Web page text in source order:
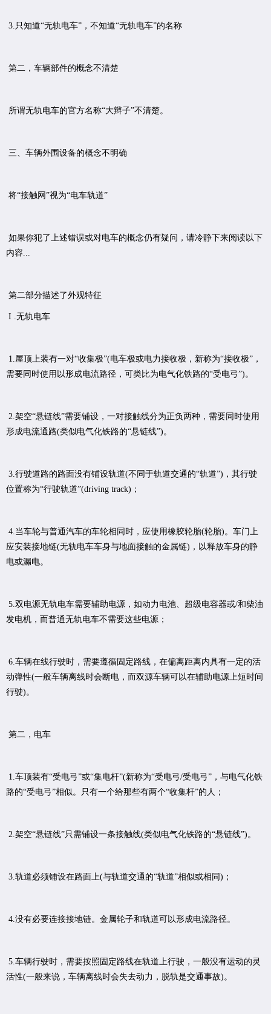
3.只知道“无轨电车”，不知道“无轨电车”的名称
第二，车辆部件的概念不清楚
所谓无轨电车的官方名称“大辫子”不清楚。
三、车辆外围设备的概念不明确
将“接触网”视为“电车轨道”
如果你犯了上述错误或对电车的概念仍有疑问，请冷静下来阅读以下
内容...
第二部分描述了外观特征
I .无轨电车
1.屋顶上装有一对“收集极”(电车极或电力接收极，新称为“接收极”，
需要同时使用以形成电流路径，可类比为电气化铁路的“受电弓”)。
2.架空“悬链线”需要铺设，一对接触线分为正负两种，需要同时使用
形成电流通路(类似电气化铁路的“悬链线”)。
3.行驶道路的路面没有铺设轨道(不同于轨道交通的“轨道”)，其行驶
位置称为“行驶轨道”(driving track)；
4.当车轮与普通汽车的车轮相同时，应使用橡胶轮胎(轮胎)。车门上
应安装接地链(无轨电车车身与地面接触的金属链)，以释放车身的静
电或漏电。
5.双电源无轨电车需要辅助电源，如动力电池、超级电容器或/和柴油
发电机，而普通无轨电车不需要这些电源；
6.车辆在线行驶时，需要遵循固定路线，在偏离距离内具有一定的活
动弹性(一般车辆离线时会断电，而双源车辆可以在辅助电源上短时间
行驶)。
第二，电车
1.车顶装有“受电弓”或“集电杆”(新称为“受电弓/受电弓”，与电气化铁
路的“受电弓”相似。只有一个给那些有两个“收集杆”的人；
2.架空“悬链线”只需铺设一条接触线(类似电气化铁路的“悬链线”)。
3.轨道必须铺设在路面上(与轨道交通的“轨道”相似或相同)；
4.没有必要连接接地链。金属轮子和轨道可以形成电流路径。
5.车辆行驶时，需要按照固定路线在轨道上行驶，一般没有运动的灵
活性(一般来说，车辆离线时会失去动力，脱轨是交通事故)。